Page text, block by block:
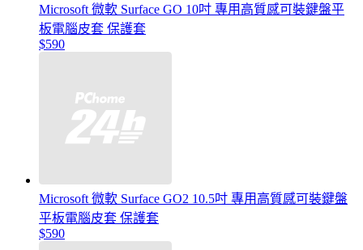
Microsoft 微軟 Surface GO 10吋 專用高質感可裝鍵盤平
板電腦皮套 保護套
$590
Microsoft 微軟 Surface GO2 10.5吋 專用高質感可裝鍵盤
平板電腦皮套 保護套
$590